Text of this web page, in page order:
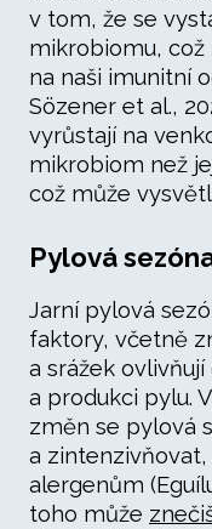
v tom, že se
mikrobiomu,
na naši imunitní
Sözener et al.,
vyrůstají na
mikrobiom než
což může
Pylová
Jarní pylová
faktory, včetně
a srážek
a produkci pylu.
změn se pylová
a
alergenům
toho může